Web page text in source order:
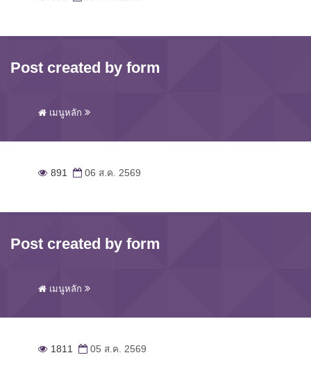
Post created by form
เมนูหลัก
891 06 ส.ค. 2569
Post created by form
เมนูหลัก
1811 05 ส.ค. 2569